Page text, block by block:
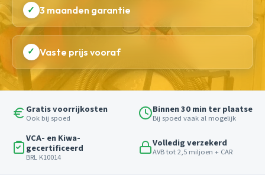
✓ 3 maanden garantie
✓ Vaste prijs vooraf
Gratis voorrijkosten
Ook bij spoed
Binnen 30 min ter plaatse
Bij spoed vaak al mogelijk
VCA- en Kiwa-
gecertificeerd
BRL K10014
Volledig verzekerd
AVB tot 2,5 miljoen + CAR